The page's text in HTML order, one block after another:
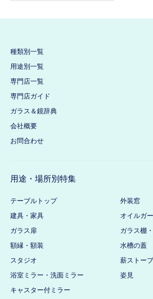
種類別一覧
用途別一覧
専門店一覧
専門店ガイド
ガラス＆鏡辞典
会社概要
お問合わせ
用途・場所別特集
テーブルトップ
外装窓
建具・家具
オイルガ
ガラス扉
ガラス棚
額縁・額装
水槽の蓋
スタジオ
薪ストーブ
浴室ミラー・洗面ミラー
姿見
キャスター付ミラー